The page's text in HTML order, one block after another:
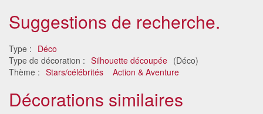
Suggestions de recherche.
Type : Déco
Type de décoration : Silhouette découpée (Déco)
Thème : Stars/célébrités Action & Aventure
Décorations similaires